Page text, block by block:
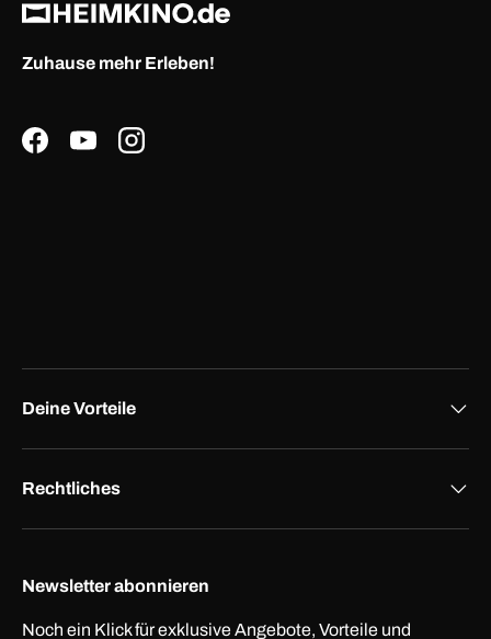
Zuhause mehr Erleben!
FacebookYouTubeInstagram
Deine Vorteile
Rechtliches
Newsletter abonnieren
Noch ein Klick für exklusive Angebote, Vorteile und